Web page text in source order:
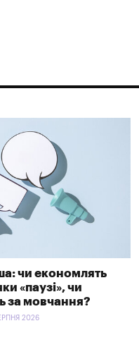
чи економлять
«паузі», чи
за мовчання?
2026